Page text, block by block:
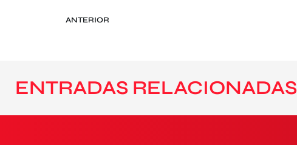
ANTERIOR
ENTRADAS RELACIONADAS